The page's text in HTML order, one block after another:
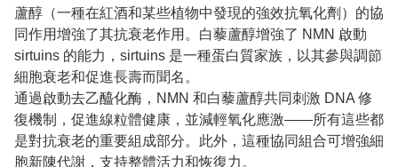
蘆醇（一種在紅酒和某些植物中發現的強效抗氧化劑）的協
同作用增強了其抗衰老作用。白藜蘆醇增強了 NMN 啟動
sirtuins 的能力，sirtuins 是一種蛋白質家族，以其參與調節
細胞衰老和促進長壽而聞名。
通過啟動去乙醯化酶，NMN 和白藜蘆醇共同刺激 DNA 修
復機制，促進線粒體健康，並減輕氧化應激——所有這些都
是對抗衰老的重要組成部分。此外，這種協同組合可增強細
胞新陳代謝，支持整體活力和恢復力。